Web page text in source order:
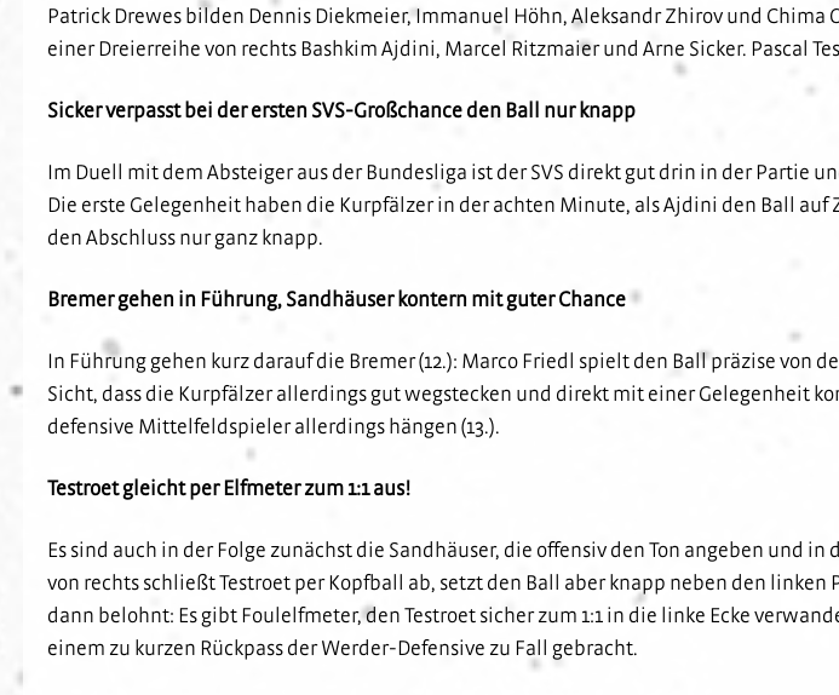
Patrick Drewes bilden Dennis Diekmeier, Immanuel Höhn, Aleksandr Zhirov und
einer Dreierreihe von rechts Bashkim Ajdini, Marcel Ritzmaier und Arne Sicker. Pascal
Sicker verpasst bei der ersten SVS-Großchance den Ball nur knapp
Im Duell mit dem Absteiger aus der Bundesliga ist der SVS direkt gut drin in der Partie
Die erste Gelegenheit haben die Kurpfälzer in der achten Minute, als Ajdini den Ball
den Abschluss nur ganz knapp.
Bremer gehen in Führung, Sandhäuser kontern mit guter Chance
In Führung gehen kurz darauf die Bremer (12.): Marco Friedl spielt den Ball präzise von
Sicht, dass die Kurpfälzer allerdings gut wegstecken und direkt mit einer Gelegenheit
defensive Mittelfeldspieler allerdings hängen (13.).
Testroet gleicht per Elfmeter zum 1:1 aus!
Es sind auch in der Folge zunächst die Sandhäuser, die offensiv den Ton angeben und
von rechts schließt Testroet per Kopfball ab, setzt den Ball aber knapp neben den
dann belohnt: Es gibt Foulelfmeter, den Testroet sicher zum 1:1 in die linke Ecke
einem zu kurzen Rückpass der Werder-Defensive zu Fall gebracht.